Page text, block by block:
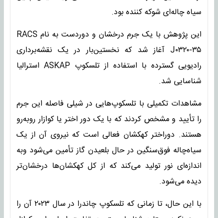
سیاه چاله‌ای شوکه کننده بود.
این پژوهش با یک جرم درخشان و دوردست به نام RACS
J۰۳۲۰-۳۵ آغاز شد که نخستین‌بار در یک نقشه‌برداری
رادیویی گسترده با استفاده از تلسکوپ ASKAP استرالیا
شناسایی شد.
مشاهدات تکمیلی با تلسکوپ‌هایی در شیلی فاصله این جرم
را تأیید و مشخص کردند که با یک دور اختر یا کوازار روبه‌رو
هستند. دوراختر کهکشان فعالی است که نیروی آن از یک
سیاه‌چاله فوق‌سنگین در حال بلعیدن گاز تأمین می‌شود وبه
اندازه‌ای نور تولید می‌کند که از کل کهکشان‌ها درخشان‌تر
دیده می‌شود.
با این حال، تا زمانی که تلسکوپ چاندرا در سال ۲۰۲۳ آن را